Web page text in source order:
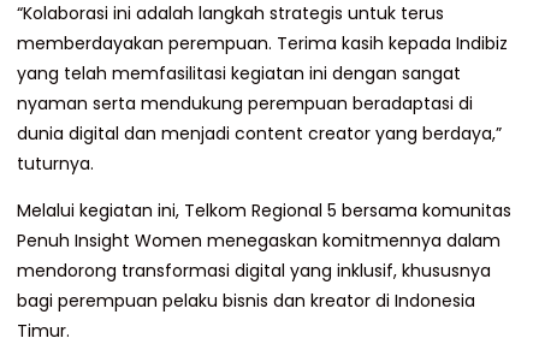
“Kolaborasi ini adalah langkah strategis untuk terus
memberdayakan perempuan. Terima kasih kepada Indibiz
yang telah memfasilitasi kegiatan ini dengan sangat
nyaman serta mendukung perempuan beradaptasi di
dunia digital dan menjadi content creator yang berdaya,”
tuturnya.
Melalui kegiatan ini, Telkom Regional 5 bersama komunitas
Penuh Insight Women menegaskan komitmennya dalam
mendorong transformasi digital yang inklusif, khususnya
bagi perempuan pelaku bisnis dan kreator di Indonesia
Timur.